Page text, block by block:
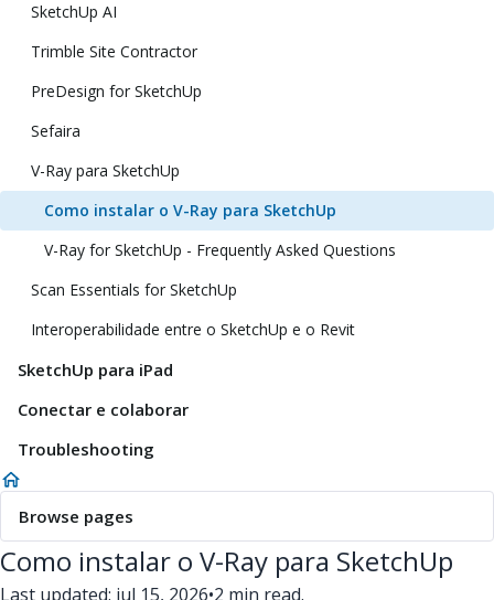
SketchUp AI
Trimble Site Contractor
PreDesign for SketchUp
Sefaira
V-Ray para SketchUp
Como instalar o V-Ray para SketchUp
V-Ray for SketchUp - Frequently Asked Questions
Scan Essentials for SketchUp
Interoperabilidade entre o SketchUp e o Revit
SketchUp para iPad
Conectar e colaborar
Troubleshooting
Browse pages
Como instalar o V-Ray para SketchUp
Last updated: jul 15, 2026•2 min read.